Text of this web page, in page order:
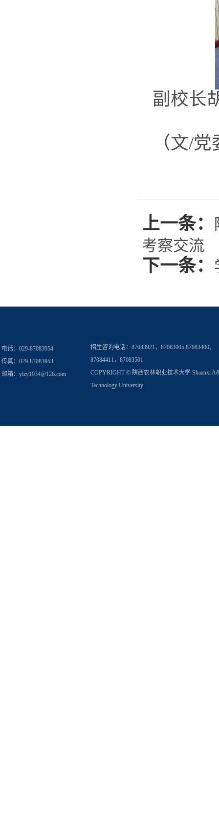
副校长
（文/党
上一条：
考察交流
下一条：
电话：029-87083954
传真：029-87083953
邮箱： ylzy1934@126.com
招生咨询电话： 87083921，87083005 87083400，
87084411，87083501
COPYRIGHT © 陕西农林职业技术大学 Shaanxi
Technology University